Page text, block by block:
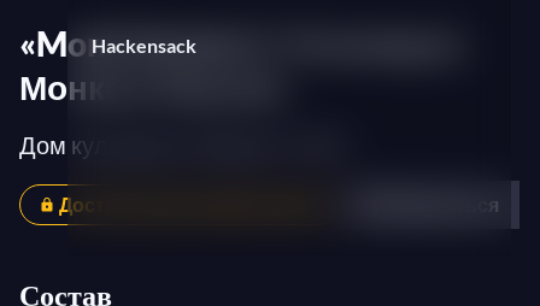
Hackensack
«Monk Session I» Телониуса
Монка в Амьене
Дом культуры в Амьене, 1963
Доступно для подписчиков Поделиться
Состав